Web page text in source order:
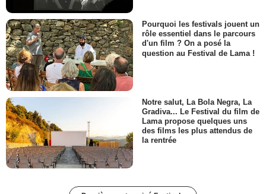
Pourquoi les festivals jouent un
rôle essentiel dans le parcours
d'un film ? On a posé la
question au Festival de Lama !
Notre salut, La Bola Negra, La
Gradiva... Le Festival du film de
Lama propose quelques uns
des films les plus attendus de
la rentrée